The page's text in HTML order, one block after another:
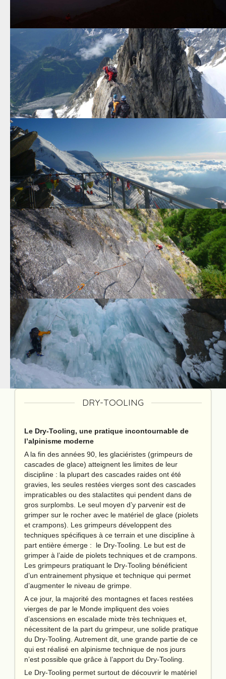
DRY-TOOLING
Le Dry-Tooling, une pratique incontournable de
l’alpinisme moderne
A la fin des années 90, les glaciéristes (grimpeurs de
cascades de glace) atteignent les limites de leur
discipline : la plupart des cascades raides ont été
gravies, les seules restées vierges sont des cascades
impraticables ou des stalactites qui pendent dans de
gros surplombs. Le seul moyen d’y parvenir est de
grimper sur le rocher avec le matériel de glace (piolets
et crampons). Les grimpeurs développent des
techniques spécifiques à ce terrain et une discipline à
part entière émerge : le Dry-Tooling. Le but est de
grimper à l’aide de piolets techniques et de crampons.
Les grimpeurs pratiquant le Dry-Tooling bénéficient
d’un entrainement physique et technique qui permet
d’augmenter le niveau de grimpe.
A ce jour, la majorité des montagnes et faces restées
vierges de par le Monde impliquent des voies
d’ascensions en escalade mixte très techniques et,
nécessitent de la part du grimpeur, une solide pratique
du Dry-Tooling. Autrement dit, une grande partie de ce
qui est réalisé en alpinisme technique de nos jours
n’est possible que grâce à l’apport du Dry-Tooling.
Le Dry-Tooling permet surtout de découvrir le matériel